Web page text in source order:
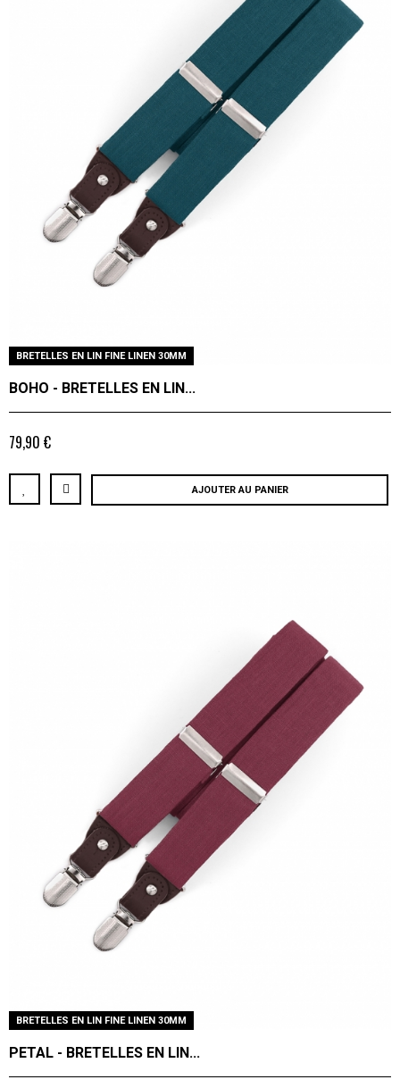
BRETELLES EN LIN FINE LINEN 30MM
BOHO - BRETELLES EN LIN...
79,90 €
AJOUTER AU PANIER
BRETELLES EN LIN FINE LINEN 30MM
PETAL - BRETELLES EN LIN...